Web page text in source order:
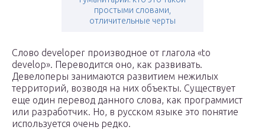
простыми словами,
отличительные черты
Слово developer производное от глагола «to
develop». Переводится оно, как развивать.
Девелоперы занимаются развитием нежилых
территорий, возводя на них объекты. Существует
еще один перевод данного слова, как программист
или разработчик. Но, в русском языке это понятие
используется очень редко.